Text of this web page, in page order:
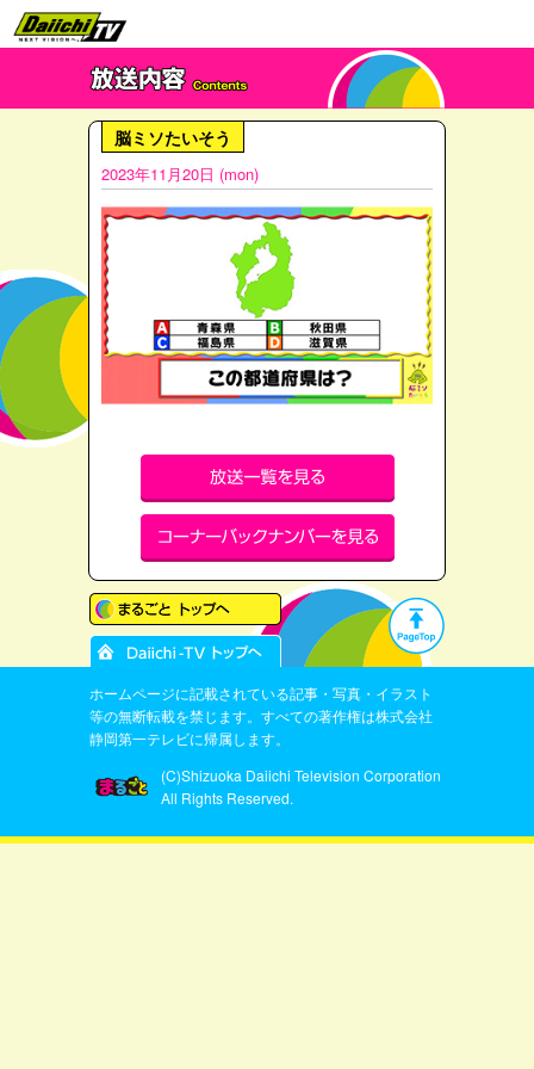
脳ミソたいそう
2023年11月20日 (mon)
ホームページに記載されている記事・写真・イラスト
等の無断転載を禁じます。すべての著作権は株式会社
静岡第一テレビに帰属します。
(C)Shizuoka Daiichi Television Corporation
All Rights Reserved.